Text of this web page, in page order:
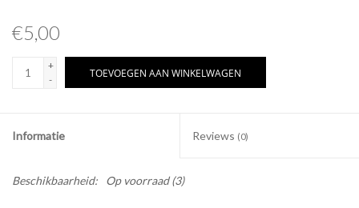
€5,00
+
-
TOEVOEGEN AAN WINKELWAGEN
Informatie Reviews (0)
Beschikbaarheid: Op voorraad(3)